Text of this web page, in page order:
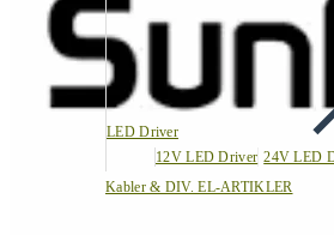
LED Driver
12V LED Driver 24V LED
Kabler & DIV. EL-ARTIKLER